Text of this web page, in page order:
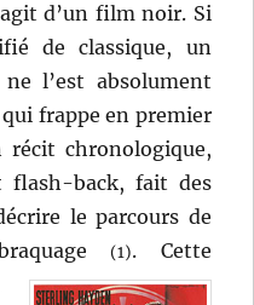
d’un film noir. Si
de classique, un
l’est absolument
frappe en premier
récit chronologique,
flash-back, fait des
le parcours de
(1). Cette